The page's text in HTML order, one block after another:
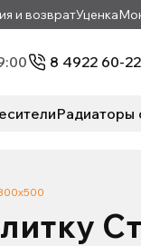
и возвратУценка
8 4922 60-
Радиаторы